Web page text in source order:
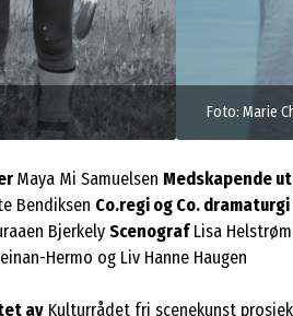
Lund
Maya Mi Samuelsen Medskapende
Bendiksen Co.regi og Co. dramaturgi
Bjerkely ScenografLisa Helstrøm
Hermo og Liv Hanne Haugen
av Kulturrådet fri scenekunst